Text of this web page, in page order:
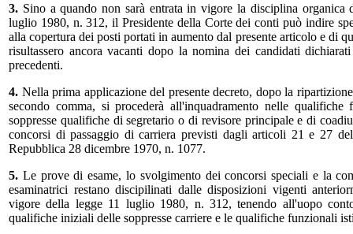
3. Sino a quando non sarà entrata in vigore la disciplina
luglio 1980, n. 312, il Presidente della Corte dei conti può indire
alla copertura dei posti portati in aumento dal presente articolo e di
risultassero ancora vacanti dopo la nomina dei candidati
precedenti.
4. Nella prima applicazione del presente decreto, dopo la
secondo comma, si procederà all'inquadramento nelle qualifiche
soppresse qualifiche di segretario o di revisore principale e di
concorsi di passaggio di carriera previsti dagli articoli 21 e 27
Repubblica 28 dicembre 1970, n. 1077.
5. Le prove di esame, lo svolgimento dei concorsi speciali e la
esaminatrici restano discipilinati dalle disposizioni vigenti
vigore della legge 11 luglio 1980, n. 312, tenendo all'uopo
qualifiche iniziali delle soppresse carriere e le qualifiche funzionali